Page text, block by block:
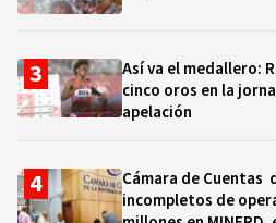
Así va el medallero:
cinco oros en la
apelación
Cámara de
incompletos de